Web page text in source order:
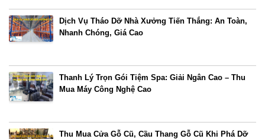
Dịch Vụ Tháo Dỡ Nhà Xưởng Tiến Thắng: An Toàn,
Nhanh Chóng, Giá Cao
Thanh Lý Trọn Gói Tiệm Spa: Giải Ngân Cao – Thu
Mua Máy Công Nghệ Cao
Thu Mua Cửa Gỗ Cũ, Cầu Thang Gỗ Cũ Khi Phá Dỡ